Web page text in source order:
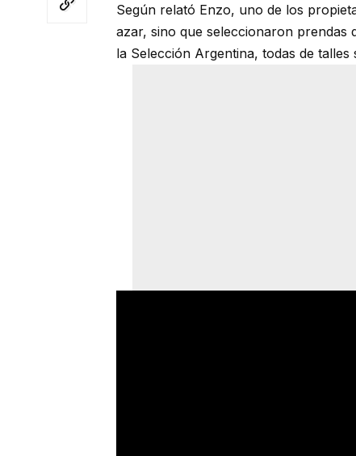
Según relató Enzo, uno de los
azar, sino que seleccionaron prendas
la Selección Argentina, todas de talles